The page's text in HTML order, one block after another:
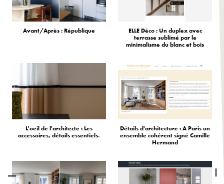
Avant/Après : République
ELLE Déco : Un duplex avec
terrasse sublimé par le
minimalisme du blanc et bois
L'oeil de l'architecte : Les
accessoires, détails essentiels.
Détails d'architecture : A Paris un
ensemble cohérent signé Camille
Hermand